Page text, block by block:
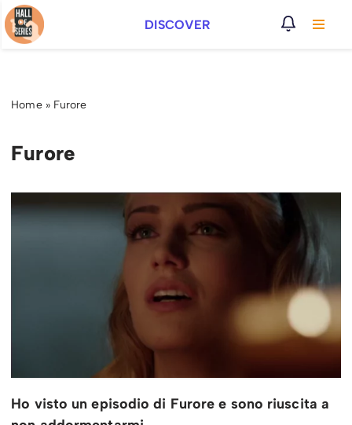
Vai
DISCOVER
Home» Furore
Furore
Ho visto un episodio di Furore e sono riuscita a